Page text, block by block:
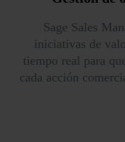
Sage Sales
iniciativas de
tiempo real para
cada acción